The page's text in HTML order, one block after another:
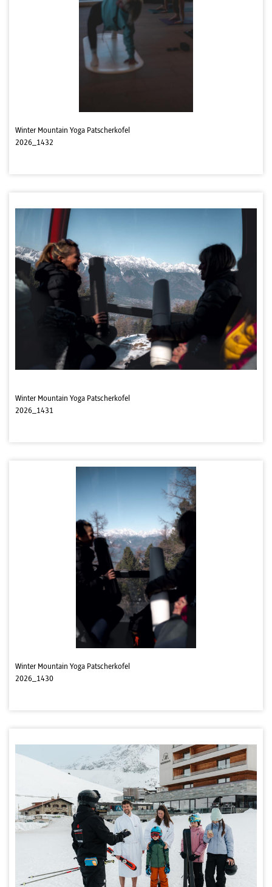
Winter Mountain Yoga Patscherkofel
2026_1432
Winter Mountain Yoga Patscherkofel
2026_1431
Winter Mountain Yoga Patscherkofel
2026_1430